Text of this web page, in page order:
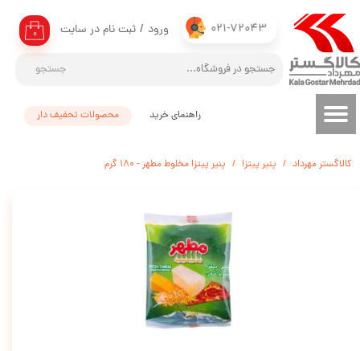
021-72043
جستجو
۰ ورود / ثبت نام در سایت
حساب کاربری من
تغییر گذر واژه
سفارشات
محصولات تحفیف دار راهنمای خرید
کالاگستر مهرداد پنیر پیتزا پنیر پیتزا مخلوط مطهر - 180 گرم